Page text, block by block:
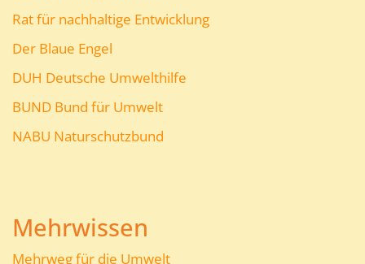
Rat für nachhaltige Entwicklung
Der Blaue Engel
DUH Deutsche Umwelthilfe
BUND Bund für Umwelt
NABU Naturschutzbund
Mehrwissen
Mehrweg für die Umwelt